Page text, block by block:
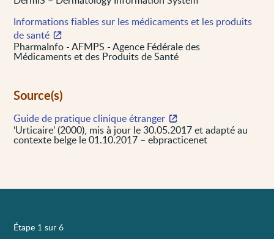
Informations fiables sur les médicaments et les produits
de santé
PharmaInfo - AFMPS - Agence Fédérale des
Médicaments et des Produits de Santé
Source(s)
Guide de pratique clinique étranger
‘Urticaire’ (2000), mis à jour le 30.05.2017 et adapté au
contexte belge le 01.10.2017 – ebpracticenet
Étape 1 sur 6